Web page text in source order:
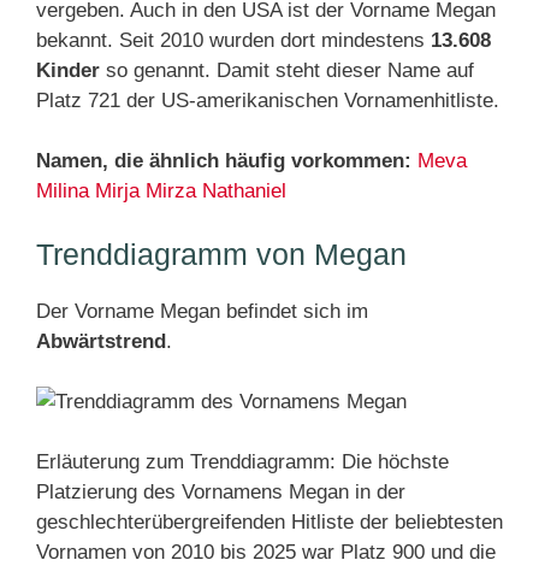
vergeben. Auch in den USA ist der Vorname Megan
bekannt. Seit 2010 wurden dort mindestens 13.608
Kinder so genannt. Damit steht dieser Name auf
Platz 721 der US-amerikanischen Vornamenhitliste.
Namen, die ähnlich häufig vorkommen: Meva
Milina Mirja Mirza Nathaniel
Trenddiagramm von Megan
Der Vorname Megan befindet sich im
Abwärtstrend.
Erläuterung zum Trenddiagramm: Die höchste
Platzierung des Vornamens Megan in der
geschlechterübergreifenden Hitliste der beliebtesten
Vornamen von 2010 bis 2025 war Platz 900 und die